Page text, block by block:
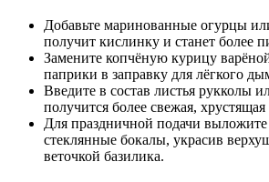
Добавьте маринованные огурцы
получит кислинку и станет более
Замените копчёную курицу
паприки в заправку для лёгкого
Введите в состав листья рукколы
получится более свежая, хрустящая
Для праздничной подачи выложите
стеклянные бокалы, украсив
веточкой базилика.